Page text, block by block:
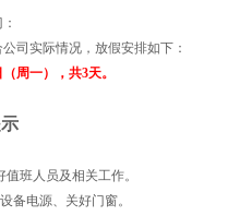
司实际情况，放假安排如下：
周一），共3天。
班人员及相关工作。
备电源、关好门窗。